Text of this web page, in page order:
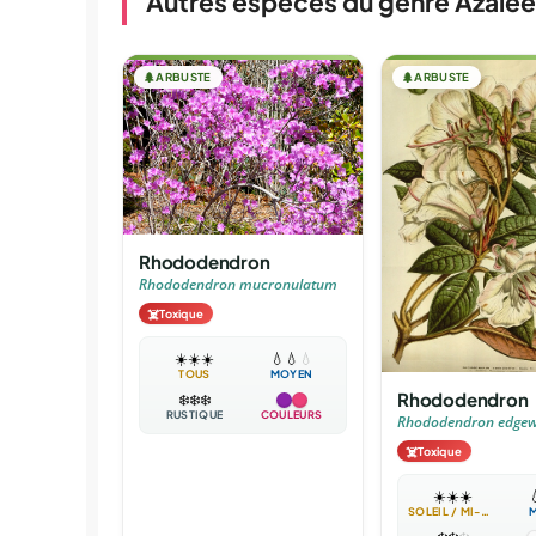
🌲ARBUSTE
Rhododendron
Rhododendron mucronulatum
☠️Toxique
☀️☀️☀️
TOUS
💧 💧 💧
MOYEN
❄️❄️❄️
RUSTIQUE COULEURS
🌲ARBUSTE
Rhododendron
Rhododendron
☠️Toxique
☀️☀️☀️
SOLEIL / MI-OMBRE